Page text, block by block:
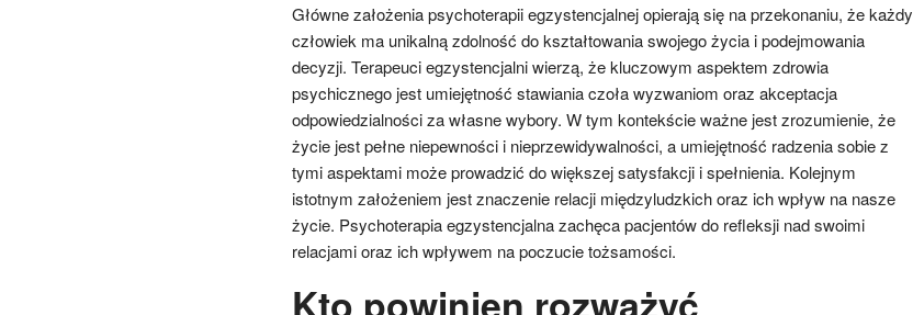
Główne założenia psychoterapii egzystencjalnej opierają się na przekonaniu, że każdy
człowiek ma unikalną zdolność do kształtowania swojego życia i podejmowania
decyzji. Terapeuci egzystencjalni wierzą, że kluczowym aspektem zdrowia
psychicznego jest umiejętność stawiania czoła wyzwaniom oraz akceptacja
odpowiedzialności za własne wybory. W tym kontekście ważne jest zrozumienie, że
życie jest pełne niepewności i nieprzewidywalności, a umiejętność radzenia sobie z
tymi aspektami może prowadzić do większej satysfakcji i spełnienia. Kolejnym
istotnym założeniem jest znaczenie relacji międzyludzkich oraz ich wpływ na nasze
życie. Psychoterapia egzystencjalna zachęca pacjentów do refleksji nad swoimi
relacjami oraz ich wpływem na poczucie tożsamości.
Kto powinien rozważyć